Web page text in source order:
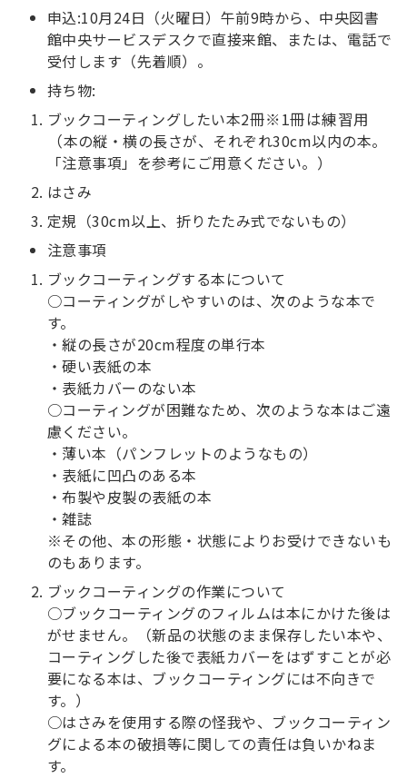
申込:10月24日（火曜日）午前9時から、中央図書
館中央サービスデスクで直接来館、または、電話で
受付します（先着順）。
持ち物:
ブックコーティングしたい本2冊※1冊は練習用
（本の縦・横の長さが、それぞれ30cm以内の本。
「注意事項」を参考にご用意ください。）
はさみ
定規（30cm以上、折りたたみ式でないもの）
注意事項
ブックコーティングする本について
○コーティングがしやすいのは、次のような本で
す。
・縦の長さが20cm程度の単行本
・硬い表紙の本
・表紙カバーのない本
○コーティングが困難なため、次のような本はご遠
慮ください。
・薄い本（パンフレットのようなもの）
・表紙に凹凸のある本
・布製や皮製の表紙の本
・雑誌
※その他、本の形態・状態によりお受けできないも
のもあります。
ブックコーティングの作業について
○ブックコーティングのフィルムは本にかけた後は
がせません。（新品の状態のまま保存したい本や、
コーティングした後で表紙カバーをはずすことが必
要になる本は、ブックコーティングには不向きで
す。）
○はさみを使用する際の怪我や、ブックコーティン
グによる本の破損等に関しての責任は負いかねま
す。